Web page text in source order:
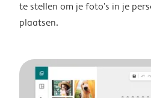
te stellen om je foto's in je
plaatsen.